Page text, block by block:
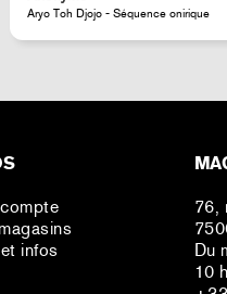
JR - Aimant classique « La
infos
76,
Du
10